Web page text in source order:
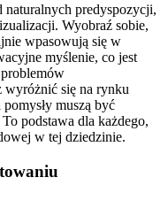
naturalnych predyspozycji,
Wyobraź sobie,
wpasowują się w
myślenie, co jest
wyróżnić się na rynku
muszą być
podstawa dla każdego,
w tej dziedzinie.